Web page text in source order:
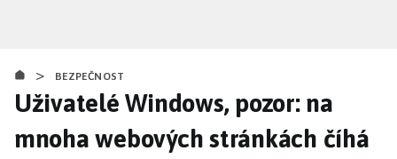
obsahu
> BEZPEČNOST
Uživatelé Windows, pozor: na
mnoha webových stránkách číhá